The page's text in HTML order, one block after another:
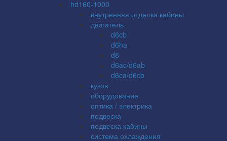
hd160-1000
внутренняя отделка кабины
двигатель
d6cb
d6ha
d8
d6ac/d6ab
d6ca/d6cb
кузов
оборудование
оптика / электрика
подвеска
подвеска кабины
система охлаждения